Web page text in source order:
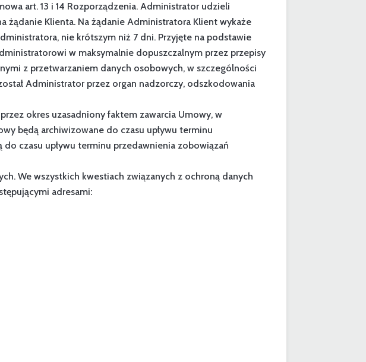
art. 13 i 14 Rozporządzenia. Administrator udzieli
Klienta. Na żądanie Administratora Klient wykaże
nie krótszym niż 7 dni. Przyjęte na podstawie
w maksymalnie dopuszczalnym przez przepisy
z przetwarzaniem danych osobowych, w szczególności
Administrator przez organ nadzorczy, odszkodowania
okres uzasadniony faktem zawarcia Umowy, w
będą archiwizowane do czasu upływu terminu
czasu upływu terminu przedawnienia zobowiązań
We wszystkich kwestiach związanych z ochroną danych
adresami: